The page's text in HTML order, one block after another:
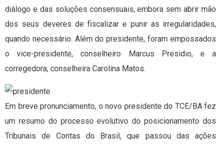
diálogo e das soluções consensuais, embora sem abrir mão
dos seus deveres de fiscalizar e punir as irregularidades,
quando necessário. Além do presidente, foram empossados
o vice-presidente, conselheiro Marcus Presidio, e a
corregedora, conselheira Carolina Matos.
Em breve pronunciamento, o novo presidente do TCE/BA fez
um resumo do processo evolutivo do posicionamento dos
Tribunais de Contas do Brasil, que passou das ações